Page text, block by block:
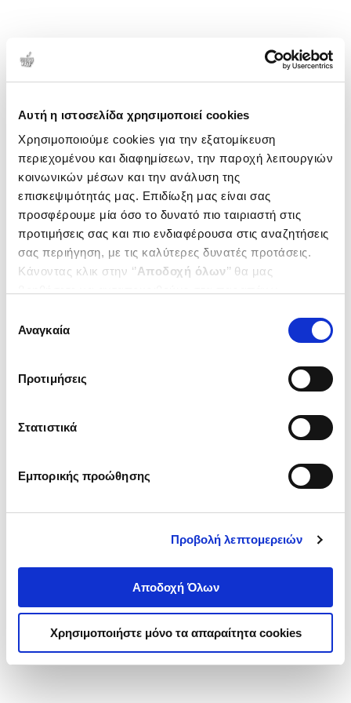
Αυτή η ιστοσελίδα χρησιμοποιεί cookies
Χρησιμοποιούμε cookies για την εξατομίκευση
περιεχομένου και διαφημίσεων, την παροχή λειτουργιών
κοινωνικών μέσων και την ανάλυση της
επισκεψιμότητάς μας. Επιδίωξη μας είναι σας
προσφέρουμε μία όσο το δυνατό πιο ταιριαστή στις
προτιμήσεις σας και πιο ενδιαφέρουσα στις αναζητήσεις
σας περιήγηση, με τις καλύτερες δυνατές προτάσεις.
Κάνοντας κλικ στην ‘’Αποδοχή όλων’’ θα μας
ενδιαφέρουν και να επιλέξετε από τα παρακάτω με την
΄΄και να ενημερωθείτε σχετικά με
συγκατάθεσης
Αναγκαία
Προτιμήσεις
Στατιστικά
Εμπορικής προώθησης
Προβολή λεπτομερειών
Αποδοχή Όλων
Χρησιμοποιήστε μόνο τα απαραίτητα cookies